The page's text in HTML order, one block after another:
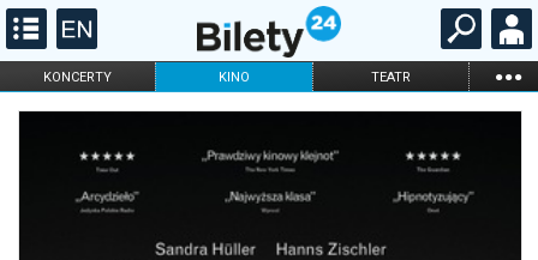
KONCERTY KINO TEATR ...
FILHARMONIA OPERA I BALET
DLA DZIECI
ONLINE KARNETY